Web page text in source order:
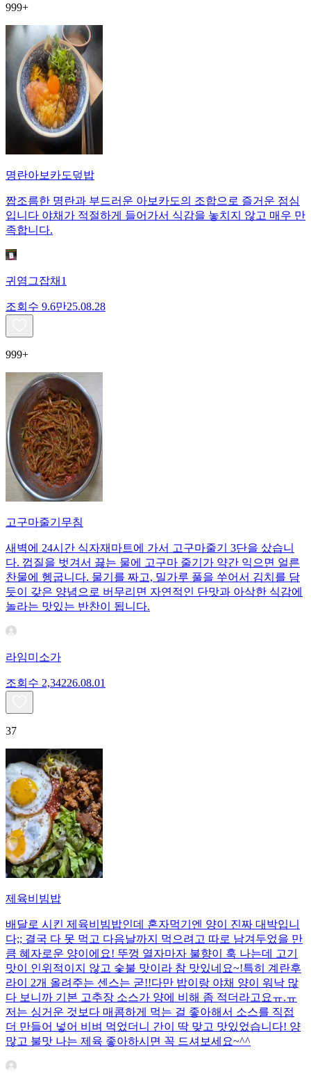
999+
명란아보카도덮밥
짭조름한 명란과 부드러운 아보카도의 조합으로 즐거운 점심
입니다 야채가 적절하게 들어가서 식감을 놓치지 않고 매우 만
족합니다.
귀염그잡채1
조회수 9.6만25.08.28
999+
고구마줄기무침
새벽에 24시간 식자재마트에 가서 고구마줄기 3단을 샀습니
다. 껍질을 벗겨서 끓는 물에 고구마 줄기가 약간 익으면 얼른
찬물에 헹굽니다. 물기를 짜고, 밀가루 풀을 쑤어서 김치를 담
듯이 갖은 양념으로 버무리면 자연적인 단맛과 아삭한 식감에
놀라는 맛있는 반찬이 됩니다.
라임미소가
조회수 2,34226.08.01
37
제육비빔밥
배달로 시킨 제육비빔밥인데 혼자먹기엔 양이 진짜 대박입니
다;; 결국 다 못 먹고 다음날까지 먹으려고 따로 남겨두었을 만
큼 혜자로운 양이에요! 뚜껑 열자마자 불향이 훅 나는데 고기
맛이 인위적이지 않고 숯불 맛이라 참 맛있네요~!특히 계란후
라이 2개 올려주는 센스는 굳!! ​다만 밥이랑 야채 양이 워낙 많
다 보니까 기본 고추장 소스가 양에 비해 좀 적더라고요ㅠ.ㅠ
저는 싱거운 것보다 매콤하게 먹는 걸 좋아해서 소스를 직접
더 만들어 넣어 비벼 먹었더니 간이 딱 맞고 맛있었습니다! 양
많고 불맛 나는 제육 좋아하시면 꼭 드셔보세요~^^